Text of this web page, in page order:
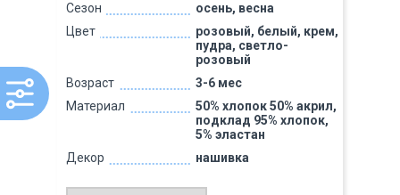
Сезон
осень, весна
Цвет
розовый, белый, крем,
пудра, светло-
розовый
Возраст
3-6 мес
Материал
50% хлопок 50% акрил,
подклад 95% хлопок,
5% эластан
Декор
нашивка